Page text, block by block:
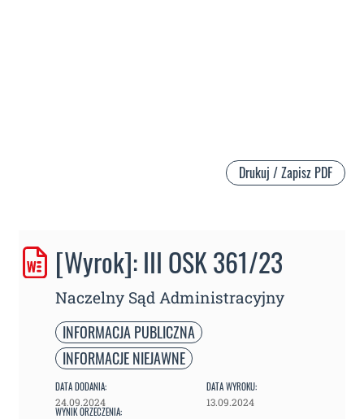
Drukuj / Zapisz PDF
[Wyrok]: III OSK 361/23
Naczelny Sąd Administracyjny
INFORMACJA PUBLICZNA
INFORMACJE NIEJAWNE
DATA DODANIA:
24.09.2024
DATA WYROKU:
13.09.2024
WYNIK ORZECZENIA: